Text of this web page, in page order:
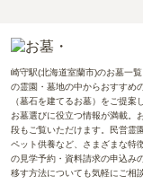
崎守駅(北海道室蘭市)のお墓一
の霊園・墓地の中からおすすめ
（墓石を建てるお墓）をご提案
お墓選びに役立つ情報が満載。
段もご覧いただけます。民営霊
ペット供養など、さまざまな特
の見学予約・資料請求の申込み
移す方法についても気軽にご相